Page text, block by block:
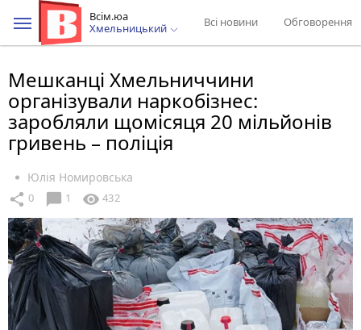
Всім.юа
Хмельницький
Всі новини Обговорення
Мешканці Хмельниччини
організували наркобізнес:
заробляли щомісяця 20 мільйонів
гривень – поліція
Юлія Номировська
share 0 chat_bubble 1 visibility 432